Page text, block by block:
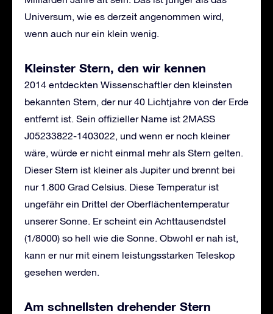
Universum, wie es derzeit angenommen wird,
wenn auch nur ein klein wenig.
Kleinster Stern, den wir kennen
2014 entdeckten Wissenschaftler den kleinsten
bekannten Stern, der nur 40 Lichtjahre von der Erde
entfernt ist. Sein offizieller Name ist 2MASS
J05233822-1403022, und wenn er noch kleiner
wäre, würde er nicht einmal mehr als Stern gelten.
Dieser Stern ist kleiner als Jupiter und brennt bei
nur 1.800 Grad Celsius. Diese Temperatur ist
ungefähr ein Drittel der Oberflächentemperatur
unserer Sonne. Er scheint ein Achttausendstel
(1/8000) so hell wie die Sonne. Obwohl er nah ist,
kann er nur mit einem leistungsstarken Teleskop
gesehen werden.
Am schnellsten drehender Stern